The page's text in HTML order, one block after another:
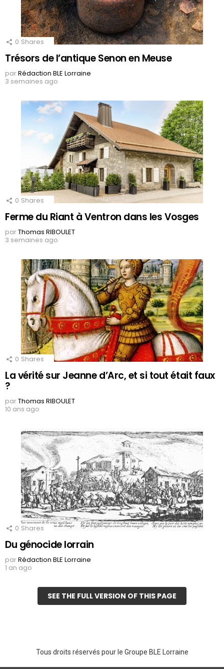
0 Shares
Trésors de l’antique Senon en Meuse
parRédaction BLE Lorraine
3 semaines ago
0 Shares
Ferme du Riant à Ventron dans les Vosges
parThomas RIBOULET
3 semaines ago
0 Shares
La vérité sur Jeanne d’Arc, et si tout était faux
?
parThomas RIBOULET
10 ans ago
0 Shares
Du génocide lorrain
parRédaction BLE Lorraine
1 an ago
SEE THE FULL VERSION OF THIS PAGE
Tous droits réservés pour le Groupe BLE Lorraine